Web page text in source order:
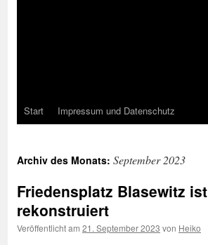
Start Impressum und Datenschutz
Archiv des Monats: September 2023
Friedensplatz Blasewitz ist
rekonstruiert
Veröffentlicht am 21. September 2023 von Heiko